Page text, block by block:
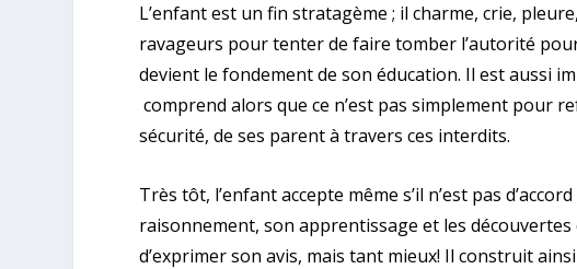
L’enfant est un fin stratagème ; il charme, crie,
ravageurs pour tenter de faire tomber l’autorité
devient le fondement de son éducation. Il est aussi
comprend alors que ce n’est pas simplement pour
sécurité, de ses parent à travers ces interdits.
Très tôt, l’enfant accepte même s’il n’est pas
raisonnement, son apprentissage et les
d’exprimer son avis, mais tant mieux! Il construit